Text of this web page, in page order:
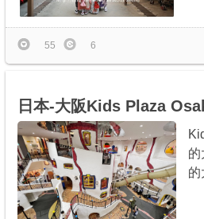
55 6
日本-大阪Kids Plaza
的
的